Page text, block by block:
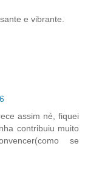
e vibrante.
assim né, fiquei
contribuiu muito
se